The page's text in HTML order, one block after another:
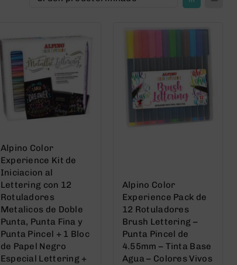
Alpino Color
Experience Kit de
Iniciacion al
Lettering con 12
Rotuladores
Metalicos de Doble
Punta, Punta Fina y
Punta Pincel + 1 Bloc
de Papel Negro
Especial Lettering +
Alpino Color
Experience Pack de
12 Rotuladores
Brush Lettering –
Punta Pincel de
4.55mm – Tinta Base
Agua – Colores Vivos